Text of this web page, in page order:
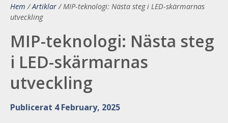
Hem /Artiklar/MIP-teknologi: Nästa steg i LED-skärmarnas
utveckling
MIP-teknologi: Nästa steg
i LED-skärmarnas
utveckling
Publicerat 4 February, 2025